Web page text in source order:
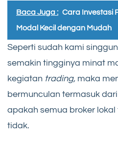
Baca Juga : Cara Investasi
Modal Kecil dengan Mudah
Seperti sudah kami
semakin tingginya minat
kegiatan trading, maka
bermunculan termasuk
apakah semua broker lokal
tidak.